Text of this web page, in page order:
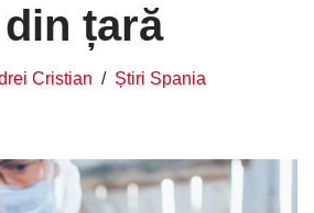
țară
Cristian Știri Spania